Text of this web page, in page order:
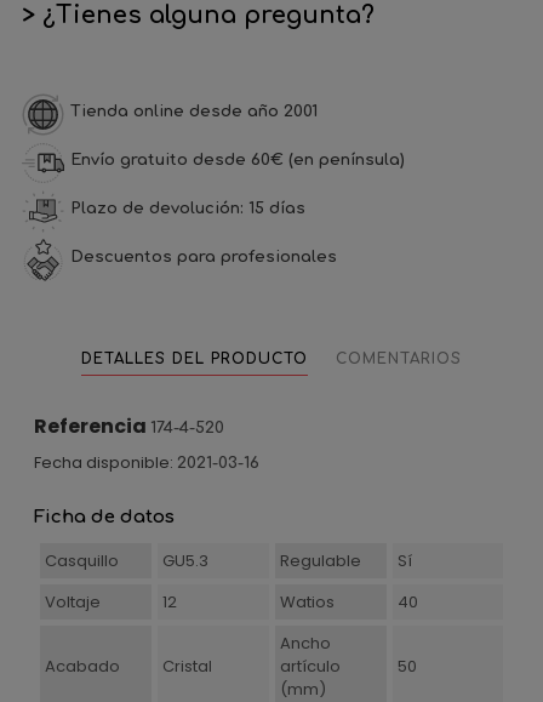
> ¿Tienes alguna pregunta?
Tienda online desde año 2001
Envío gratuito desde 60€ (en península)
Plazo de devolución: 15 días
Descuentos para profesionales
DETALLES DEL PRODUCTO COMENTARIOS
Referencia 174-4-520
Fecha disponible: 2021-03-16
Ficha de datos
Casquillo GU5.3 Regulable
Sí
Voltaje
12 Watios 40
Acabado Cristal
Ancho
artículo
(mm)
50